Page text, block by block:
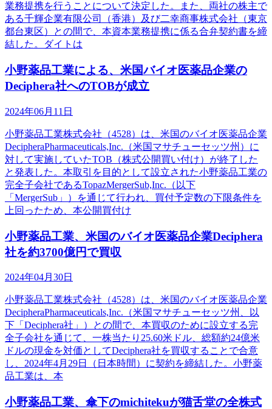
業務提携を行うことについて決定した。また、両社の株主で
ある千輝企業有限公司（香港）及び二幸商事株式会社（東京
都台東区）との間で、本資本業務提携に係る合弁契約書を締
結した。ダイトは
小野薬品工業による、米国バイオ医薬品企業の
Deciphera社へのTOBが成立
2024年06月11日
小野薬品工業株式会社（4528）は、米国のバイオ医薬品企業
DecipheraPharmaceuticals,Inc.（米国マサチューセッツ州）に
対して実施していたTOB（株式公開買い付け）が終了した
と発表した。本取引を目的として設立された小野薬品工業の
完全子会社であるTopazMergerSub,Inc.（以下
「MergerSub」）を通じて行われ、買付予定数の下限条件を
上回ったため、本公開買付け
小野薬品工業、米国のバイオ医薬品企業Deciphera
社を約3700億円で買収
2024年04月30日
小野薬品工業株式会社（4528）は、米国のバイオ医薬品企業
DecipheraPharmaceuticals,Inc.（米国マサチューセッツ州、以
下「Deciphera社」）との間で、本買収のために設立する完
全子会社を通じて、一株当たり25.60米ドル、総額約24億米
ドルの現金を対価としてDeciphera社を買収することで合意
し、2024年4月29日（日本時間）に契約を締結した。小野薬
品工業は、本
小野薬品工業、傘下のmichitekuが猫舌堂の全株式